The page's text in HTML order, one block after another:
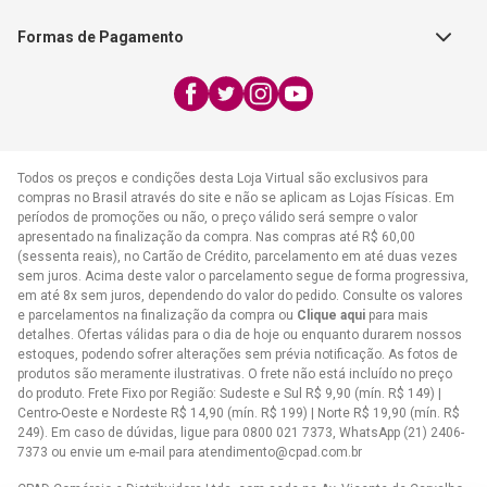
WhatsApp:
atendimento@cpad.com.br
Formas de Pagamento
Todos os preços e condições desta Loja Virtual são exclusivos para
compras no Brasil através do site e não se aplicam as Lojas Físicas. Em
períodos de promoções ou não, o preço válido será sempre o valor
apresentado na finalização da compra. Nas compras até R$ 60,00
(sessenta reais), no Cartão de Crédito, parcelamento em até duas vezes
sem juros. Acima deste valor o parcelamento segue de forma progressiva,
em até 8x sem juros, dependendo do valor do pedido. Consulte os valores
e parcelamentos na finalização da compra ou Clique aqui para mais
detalhes. Ofertas válidas para o dia de hoje ou enquanto durarem nossos
estoques, podendo sofrer alterações sem prévia notificação. As fotos de
produtos são meramente ilustrativas. O frete não está incluído no preço
do produto. Frete Fixo por Região: Sudeste e Sul R$ 9,90 (mín. R$ 149) |
Centro-Oeste e Nordeste R$ 14,90 (mín. R$ 199) | Norte R$ 19,90 (mín. R$
249). Em caso de dúvidas, ligue para 0800 021 7373, WhatsApp (21) 2406-
7373 ou envie um e-mail para atendimento@cpad.com.br